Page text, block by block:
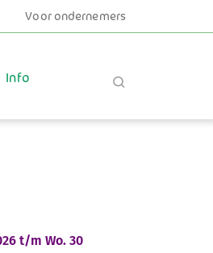
Voor ondernemers
Info
t/mWo. 30